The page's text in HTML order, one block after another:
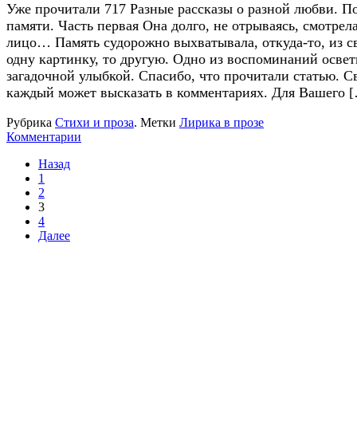
Уже прочитали 717 Разные рассказы о разной любви.
памяти. Часть первая Она долго, не отрываясь,
лицо… Память судорожно выхватывала, откуда-то, из
одну картинку, то другую. Одно из воспоминаний
загадочной улыбкой. Спасибо, что прочитали статью.
каждый может высказать в комментариях. Для Вашего
Рубрика Стихи и проза. Метки Лирика в прозе
Комментарии
Назад
1
2
3
4
Далее